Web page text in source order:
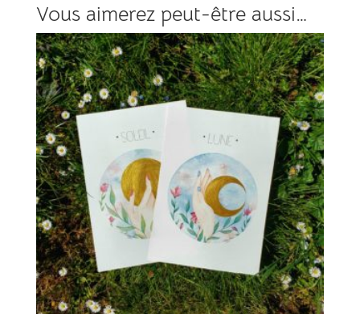
Vous aimerez peut-être aussi…